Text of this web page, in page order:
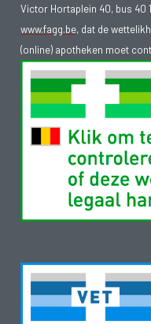
Victor Hortaplein 40, bus 40
www.fagg.be, dat de
(online) apotheken moet